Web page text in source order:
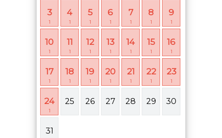
3
1
4
1
5
1
6
1
7
1
8
1
9
1
10
1
11
1
12
1
13
1
14
1
15
1
16
1
17
1
18
1
19
1
20
1
21
1
22
1
23
1
24
1
25 26 27 28 29 30
31